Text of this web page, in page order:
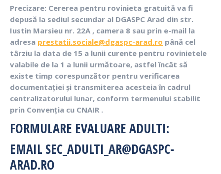
Precizare: Cererea pentru rovinieta gratuită va fi
depusă la sediul secundar al DGASPC Arad din str.
Iustin Marsieu nr. 22A , camera 8 sau prin e-mail la
adresa prestatii.sociale@dgaspc-arad.ro până cel
târziu la data de 15 a lunii curente pentru rovinietele
valabile de la 1 a lunii următoare, astfel încât să
existe timp corespunzător pentru verificarea
documentației și transmiterea acesteia în cadrul
centralizatorului lunar, conform termenului stabilit
prin Convenția cu CNAIR .
FORMULARE EVALUARE ADULTI:
EMAIL SEC_ADULTI_AR@DGASPC-
ARAD.RO